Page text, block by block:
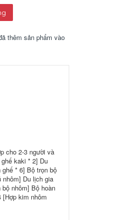
thêm sản phẩm vào
cho 2-3 người và
kaki * 2] Du
* 6] Bộ trọn bộ
Du lịch gia
nhôm] Bộ hoàn
kim nhôm